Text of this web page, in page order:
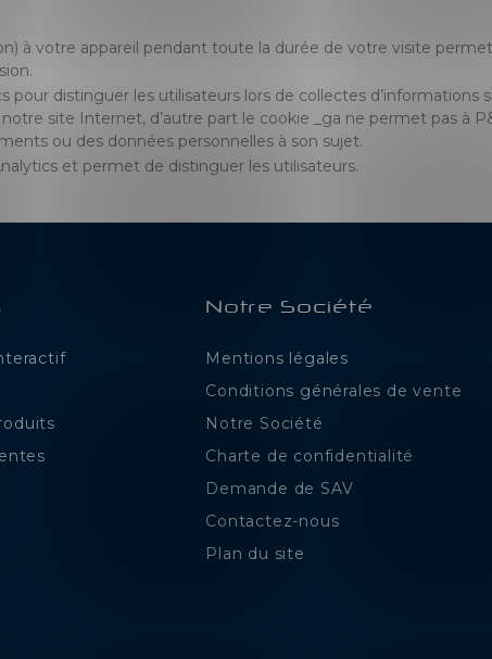
à votre appareil pendant toute la durée de votre visite
pour distinguer les utilisateurs lors de collectes d’informations
site Internet, d’autre part le cookie _ga ne permet pas à
ou des données personnelles à son sujet.
et permet de distinguer les utilisateurs.
Notre Société
Mentions légales
Conditions générales de vente
Notre Société
Charte de confidentialité
Demande de SAV
Contactez-nous
Plan du site